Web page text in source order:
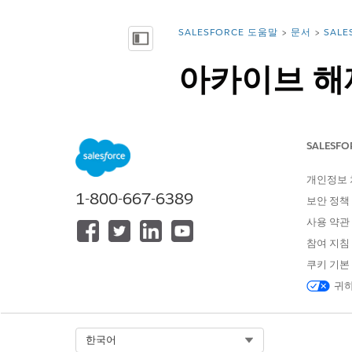
목차 표시 위치:
SALESFORCE 도움말 문서
아카이브
레코드를 보관 취소하면 루트
검색 결과에
Apex 통한 보관 취
이 제한을 초과하면
1-800-667-6389
개인정보
보안 정책
사용 약관
참여 지침
쿠키 기
귀
한국어